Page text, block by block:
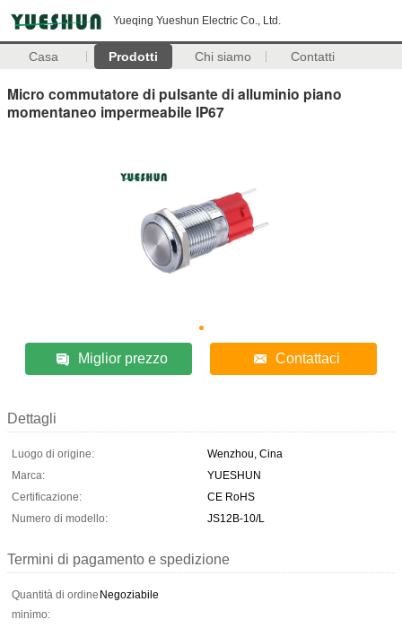
Yueqing Yueshun Electric Co., Ltd.
Casa Prodotti Chi siamo Contatti
Micro commutatore di pulsante di alluminio piano
momentaneo impermeabile IP67
Miglior prezzo Contattaci
Dettagli
Luogo di origine:
Wenzhou, Cina
Marca:
YUESHUN
Certificazione:
CE RoHS
Numero di modello:
JS12B-10/L
Termini di pagamento e spedizione
Quantità di ordine
minimo:
Negoziabile